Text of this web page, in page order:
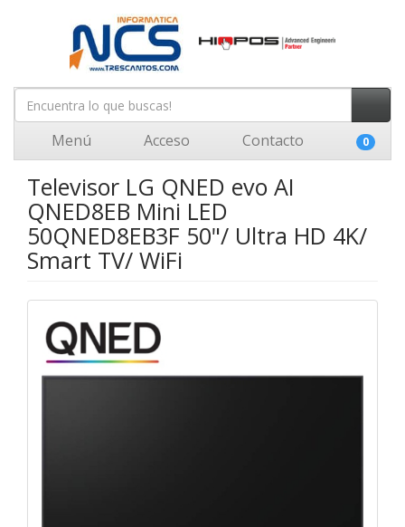
Menú Acceso Contacto 0
Televisor LG QNED evo AI
QNED8EB Mini LED
50QNED8EB3F 50"/ Ultra HD 4K/
Smart TV/ WiFi